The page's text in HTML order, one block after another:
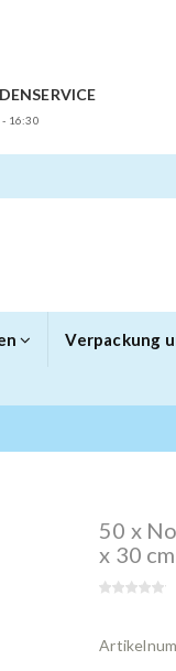
- 16:30
Verpackung
50 x
x 30